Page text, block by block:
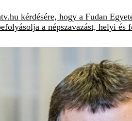
kérdésére, hogy a Fudan
a népszavazást, helyi és